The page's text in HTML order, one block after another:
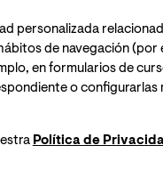
Automation
de documentos
personalizada
de navegación (por
en formularios de
o configurarlas
Política de